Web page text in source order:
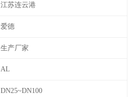
江苏连云港
爱德
生产厂家
AL
DN25~DN100